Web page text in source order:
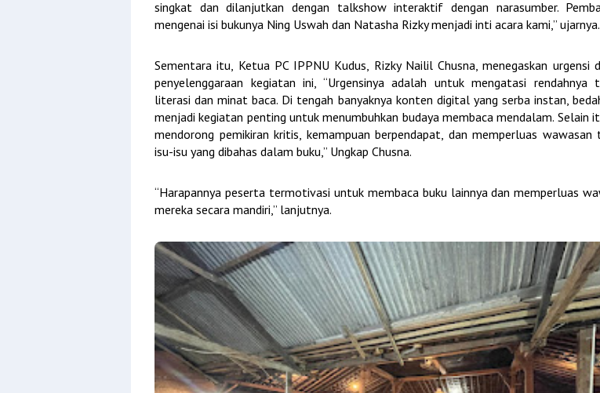
singkat dan dilanjutkan dengan talkshow interaktif dengan narasumber.
mengenai isi bukunya Ning Uswah dan Natasha Rizky menjadi inti acara kami,” ujarnya.
Sementara itu, Ketua PC IPPNU Kudus, Rizky Nailil Chusna, menegaskan urgensi
penyelenggaraan kegiatan ini, “Urgensinya adalah untuk mengatasi rendahnya
literasi dan minat baca. Di tengah banyaknya konten digital yang serba instan,
menjadi kegiatan penting untuk menumbuhkan budaya membaca mendalam. Selain
mendorong pemikiran kritis, kemampuan berpendapat, dan memperluas wawasan
isu-isu yang dibahas dalam buku,” Ungkap Chusna.
“Harapannya peserta termotivasi untuk membaca buku lainnya dan memperluas
mereka secara mandiri,” lanjutnya.